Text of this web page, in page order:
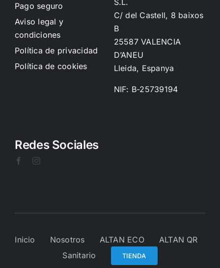
Pago seguro
Aviso legal y
condiciones
Política de privacidad
Política de cookies
C/ del Castell, 8 baixos
B
25587 VALENCIA
D’ANEU
Lleida, Espanya
NIF: B-25739194
Redes Sociales
Inicio Nosotros ALTAN ECO
ALTAN QR
Sanitario
TIENDA